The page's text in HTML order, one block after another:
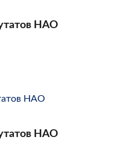
НАО
НАО